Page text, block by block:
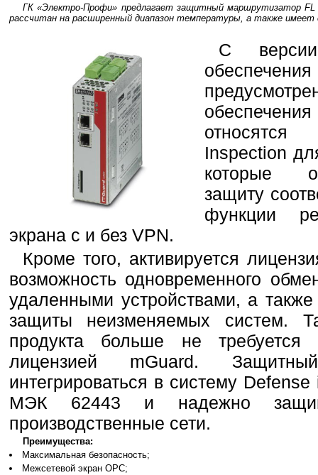
ГК «Электро-Профи» предлагает защитный маршрутизатор
рассчитан на расширенный диапазон температуры, а также
С версии
Inspection
которые
защиту
функции
экрана с и без VPN.
Кроме того, активируется
возможность одновременного
удаленными устройствами, а
защиты неизменяемых систем.
продукта больше не
лицензией mGuard.
интегрироваться в систему
МЭК 62443 и надежно
производственные сети.
Преимущества:
Максимальная безопасность;
Межсетевой экран OPC;